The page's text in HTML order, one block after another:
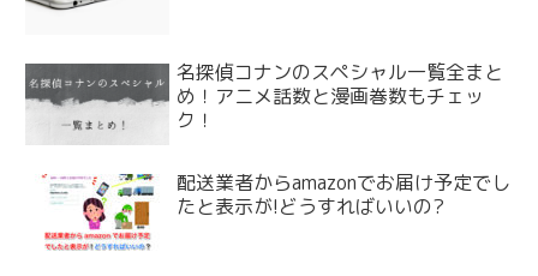
名探偵コナンのスペシャル一覧全まと
め！アニメ話数と漫画巻数もチェッ
ク！
配送業者からamazonでお届け予定でし
たと表示が!どうすればいいの?